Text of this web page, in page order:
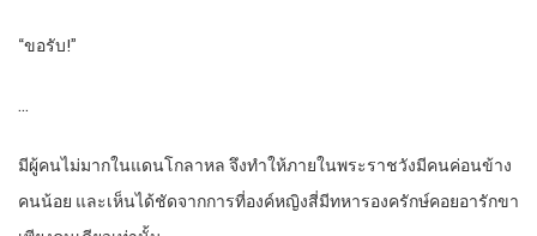
“ขอรับ!”
…
มีผู้คนไม่มากในแดนโกลาหล จึงทำให้ภายในพระราชวังมีคนค่อนข้าง
คนน้อย และเห็นได้ชัดจากการที่องค์หญิงสี่มีทหารองครักษ์คอยอารักขา